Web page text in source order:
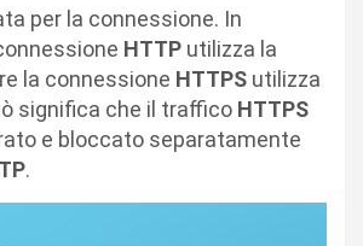
per la connessione. In
HTTP utilizza la
la connessione HTTPS utilizza
significa che il traffico HTTPS
e bloccato separatamente
.